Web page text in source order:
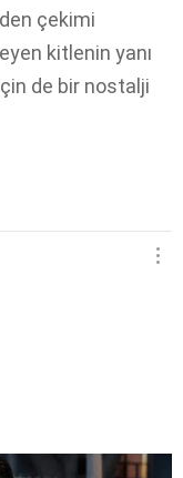
çekimi
kitlenin yanı
de bir nostalji